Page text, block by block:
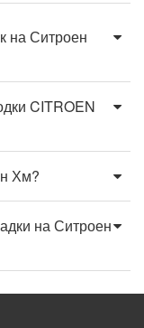
на Ситроен
CITROEN
Хм?
на Ситроен